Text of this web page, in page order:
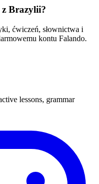
z Brazylii?
ćwiczeń, słownictwa i
kontu Falando.
lessons, grammar